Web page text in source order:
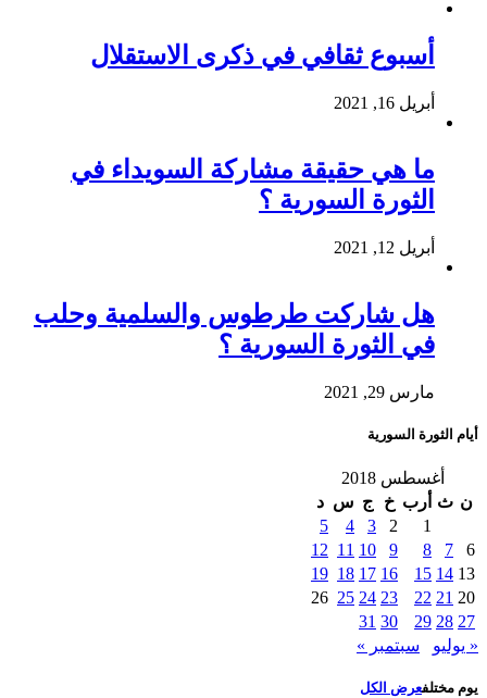
أسبوع ثقافي في ذكرى الاستقلال
أبريل 16, 2021
ما هي حقيقة مشاركة السويداء في
الثورة السورية ؟
أبريل 12, 2021
هل شاركت طرطوس والسلمية وحلب
في الثورة السورية ؟
مارس 29, 2021
أيام الثورة السورية
أغسطس 2018
ن ث أرب خ ج س د
1
2
3
4
5
6
7
8
9
10
11
12
13
14
15
16
17
18
19
20
21
22
23
24
25
26
27
28
29
30
31
« يوليو
سبتمبر »
يوم مختلفعرض الكل